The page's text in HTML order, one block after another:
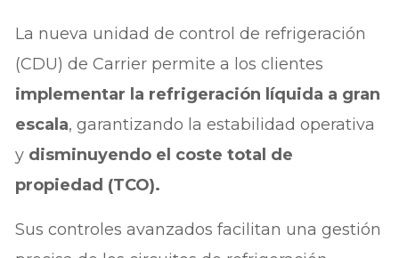
La nueva unidad de control de refrigeración
(CDU) de Carrier permite a los clientes
implementar la refrigeración líquida a gran
escala, garantizando la estabilidad operativa
y disminuyendo el coste total de
propiedad (TCO).
Sus controles avanzados facilitan una gestión